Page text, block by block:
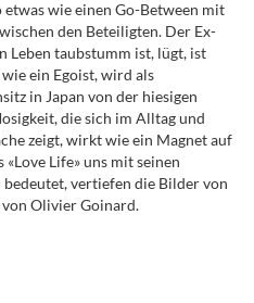
wie einen Go-Between mit
den Beteiligten. Der Ex-
Leben taubstumm ist, lügt, ist
ein Egoist, wird als
in Japan von der hiesigen
die sich im Alltag und
zeigt, wirkt wie ein Magnet auf
«Love Life»uns mit seinen
vertiefen die Bilder von
Olivier Goinard.